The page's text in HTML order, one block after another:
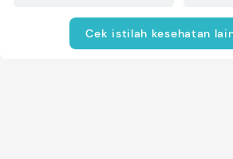
Cek istilah kesehatan